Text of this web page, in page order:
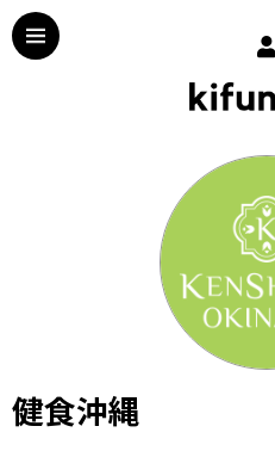
健食沖縄